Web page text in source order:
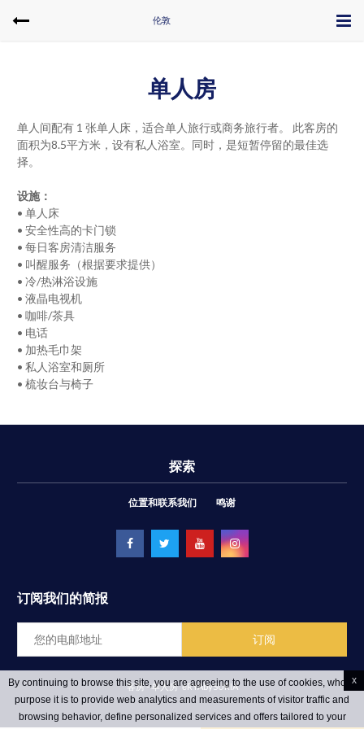
伦敦
单人房
单人间配有 1 张单人床，适合单人旅行或商务旅行者。 此客房的
面积为8.5平方米，设有私人浴室。同时，是短暂停留的最佳选
择。
设施：
• 单人床
• 安全性高的卡门锁
• 每日客房清洁服务
• 叫醒服务（根据要求提供）
• 冷/热淋浴设施
• 液晶电视机
• 咖啡/茶具
• 电话
• 加热毛巾架
• 私人浴室和厕所
• 梳妆台与椅子
探索
位置和联系我们 鸣谢
订阅我们的简报
客房 - 单人房 ēRYAbySURIA
By continuing to browse this site, you are agreeing to the use of cookies, whose
purpose it is to provide web analytics and measurements of visitor traffic and
browsing behavior, define personalized services and offers tailored to your
x